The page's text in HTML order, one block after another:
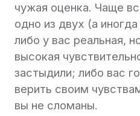
чужая оценка. Чаще
одно из двух (а
либо у вас реальная,
высокая
застыдили; либо вас
верить своим
вы не сломаны.